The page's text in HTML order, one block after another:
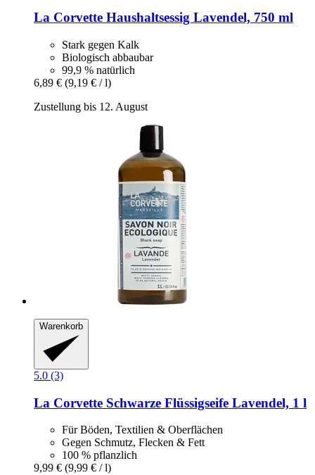
La Corvette Haushaltsessig Lavendel, 750 ml
Stark gegen Kalk
Biologisch abbaubar
99,9 % natürlich
6,89 € (9,19 € / l)
Zustellung bis 12. August
Warenkorb
5.0 (3)
La Corvette Schwarze Flüssigseife Lavendel, 1 l
Für Böden, Textilien & Oberflächen
Gegen Schmutz, Flecken & Fett
100 % pflanzlich
9,99 € (9,99 € / l)